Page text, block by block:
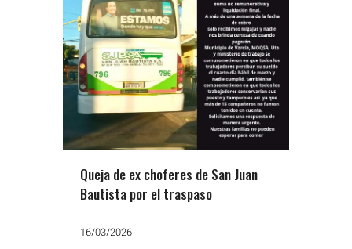
Queja de ex choferes de San Juan
Bautista por el traspaso
16/03/2026